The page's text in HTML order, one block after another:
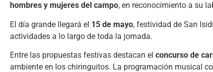
hombres y mujeres del campo, en reconocimiento a su
El día grande llegará el 15 de mayo, festividad de San
actividades a lo largo de toda la jornada.
Entre las propuestas festivas destacan el concurso de
ambiente en los chiringuitos. La programación musical